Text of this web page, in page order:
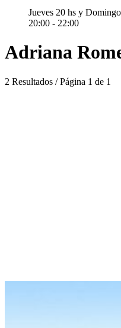
Jueves 20 hs y
20:00 - 22:00
Adriana
2 Resultados / Página 1 de 1